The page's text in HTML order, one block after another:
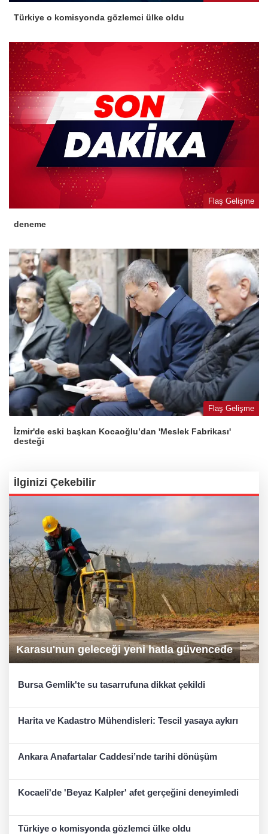
Türkiye o komisyonda gözlemci ülke oldu
Flaş Gelişme
deneme
Flaş Gelişme
İzmir'de eski başkan Kocaoğlu’dan 'Meslek Fabrikası'
desteği
İlginizi Çekebilir
Karasu'nun geleceği yeni hatla güvencede
Bursa Gemlik'te su tasarrufuna dikkat çekildi
Harita ve Kadastro Mühendisleri: Tescil yasaya aykırı
Ankara Anafartalar Caddesi’nde tarihi dönüşüm
Kocaeli'de 'Beyaz Kalpler' afet gerçeğini deneyimledi
Türkiye o komisyonda gözlemci ülke oldu